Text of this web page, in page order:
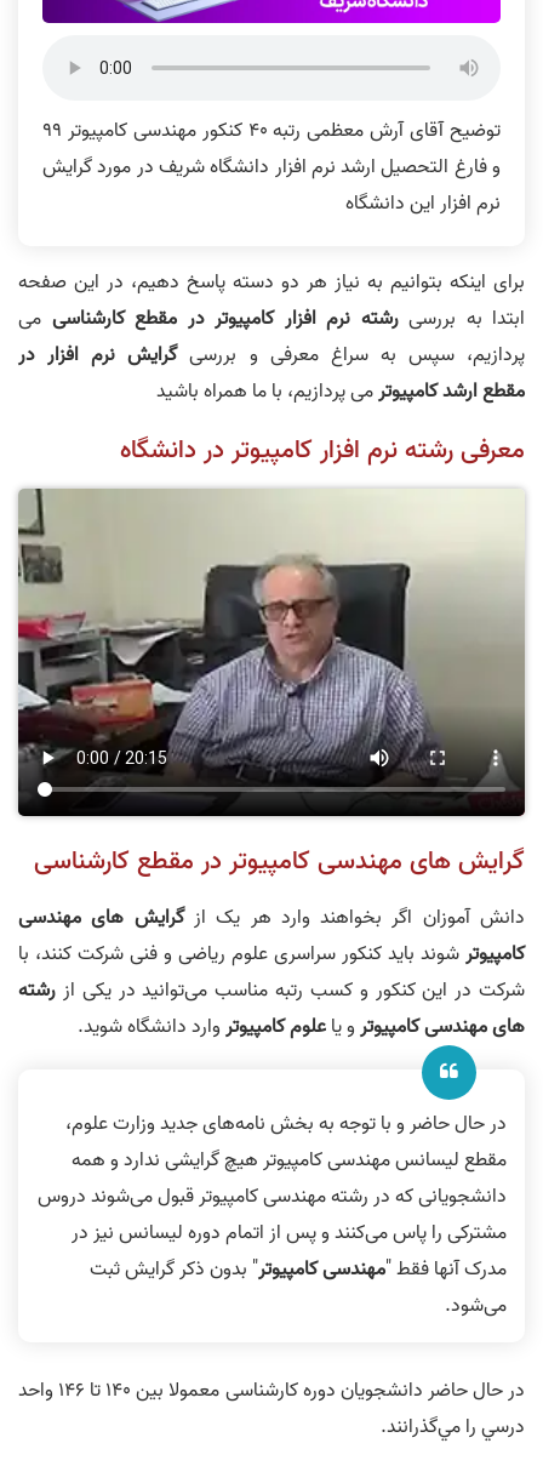
توضیح آقای آرش معظمی رتبه 40 کنکور مهندسی کامپیوتر 99
و فارغ التحصیل ارشد نرم افزار دانشگاه شریف در مورد گرایش
نرم افزار این دانشگاه
برای اینکه بتوانیم به نیاز هر دو دسته پاسخ دهیم، در این صفحه
ابتدا به بررسیرشته نرم افزار کامپیوتر در مقطع کارشناسی می
پردازیم، سپس به سراغ معرفی و بررسیگرایش نرم افزار در
مقطعارشد کامپیوترمی پردازیم، با ما همراه باشید
معرفی رشته نرم افزار کامپیوتر در دانشگاه
گرایش های مهندسی کامپیوتر در مقطع کارشناسی
دانش آموزان اگر بخواهند وارد هر یک ازگرایش های مهندسی
کامپیوترشوند باید کنکور سراسری علوم ریاضی و فنی شرکت کنند، با
شرکت در این کنکور و کسب رتبه مناسب می‌توانید در یکی از رشته
های مهندسی کامپیوترو یاعلوم کامپیوتروارد دانشگاه شوید.
در حال حاضر و با توجه به بخش نامه‌های جدید وزارت علوم،
مقطع لیسانس مهندسی کامپیوتر هیچ گرایشی ندارد و همه
دانشجویانی که در رشته مهندسی کامپیوتر قبول می‌شوند دروس
مشترکی را پاس می‌کنند و پس از اتمام دوره لیسانس نیز در
مدرک آنها فقط "مهندسی کامپیوتر" بدون ذکر گرایش ثبت
می‌شود.
در حال حاضر دانشجویان دوره کارشناسی معمولا بین 140 تا 146 واحد
درسي را مي­‌گذرانند.